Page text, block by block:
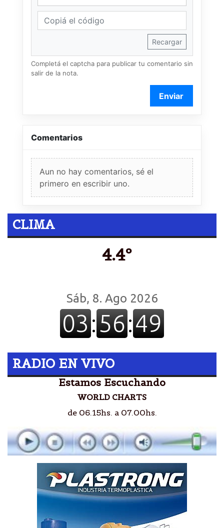
Recargar
Completá el captcha para publicar tu comentario sin
salir de la nota.
Enviar
Comentarios
Aun no hay comentarios, sé el
primero en escribir uno.
CLIMA
4.4º
RADIO EN VIVO
Estamos Escuchando
WORLD CHARTS
de 06.15hs. a 07.00hs.